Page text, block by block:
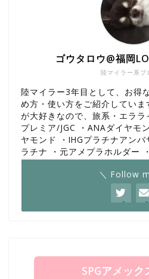
陸マイラー系ブ
ゴウタロウ@福岡
陸マイラー3年目として、お得
め方・使い方をご紹介していま
が大好きなので、旅系・エララ
プレミア/JGC ・ANAダイヤモ
ヤモンド ・IHGプラチナアン
ラチナ ・元アメプラホルダー
＼ Follow
SPGアメック